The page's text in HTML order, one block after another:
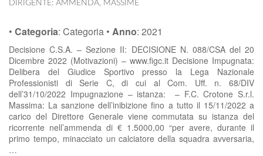
DIRIGENTE: AMMENDA, MASSIME
• Categoria: Categoria • Anno: 2021
Decisione C.S.A. – Sezione II: DECISIONE N. 088/CSA del 20
Dicembre 2022 (Motivazioni) – www.figc.it Decisione Impugnata:
Delibera del Giudice Sportivo presso la Lega Nazionale
Professionisti di Serie C, di cui al Com. Uff. n. 68/DIV
dell’31/10/2022 Impugnazione – istanza: – F.C. Crotone S.r.l.
Massima: La sanzione dell’inibizione fino a tutto il 15/11/2022 a
carico del Direttore Generale viene commutata su istanza del
ricorrente nell’ammenda di € 1.5000,00 “per avere, durante il
primo tempo, minacciato un calciatore della squadra avversaria,
…